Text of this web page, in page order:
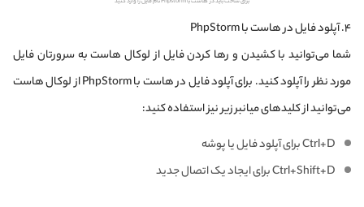
۴. آپلود فایل در هاست با PhpStorm
شما می‌توانید با کشیدن و رها کردن فایل از لوکال هاست به سرورتان فایل
مورد نظر را آپلود کنید. برای آپلود فایل در هاست با PhpStorm از لوکال هاست
می‌توانید از کلیدهای میانبر زیر نیز استفاده کنید:
Ctrl+D برای آپلود فایل یا پوشه
Ctrl+Shift+D برای ایجاد یک اتصال جدید